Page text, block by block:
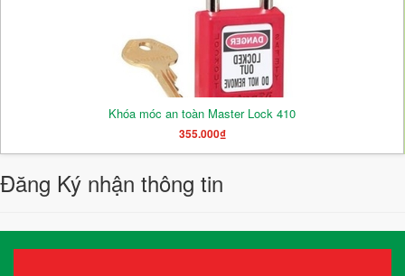
Khóa móc an toàn Master Lock 410
355.000₫
Đăng Ký nhận thông tin